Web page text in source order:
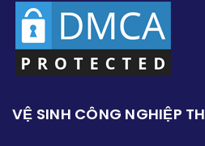
VỆ SINH CÔNG NGHIỆP TH